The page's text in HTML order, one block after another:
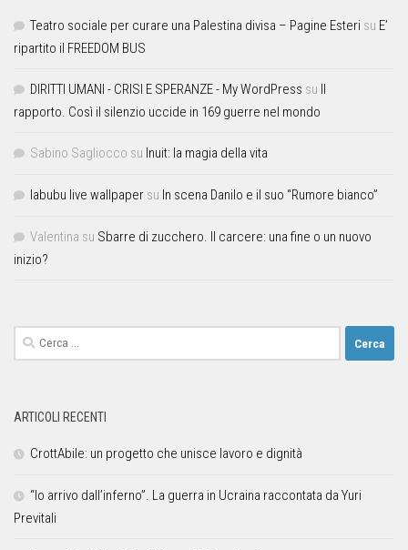
Teatro sociale per curare una Palestina divisa – Pagine Esteri su E’
ripartito il FREEDOM BUS
DIRITTI UMANI - CRISI E SPERANZE - My WordPress su Il
rapporto. Così il silenzio uccide in 169 guerre nel mondo
Sabino Sagliocco su Inuit: la magia della vita
labubu live wallpaper su In scena Danilo e il suo “Rumore bianco”
Valentina su Sbarre di zucchero. Il carcere: una fine o un nuovo
inizio?
ARTICOLI RECENTI
CrottAbile: un progetto che unisce lavoro e dignità
“Io arrivo dall’inferno”. La guerra in Ucraina raccontata da Yuri
Previtali